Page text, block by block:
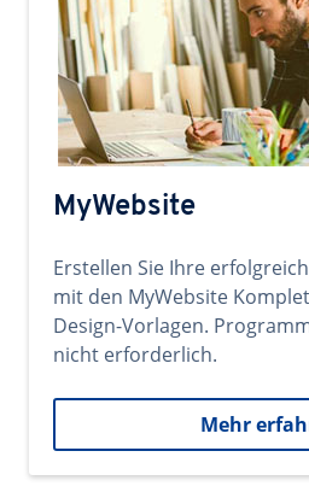
MyWebsite
Erstellen Sie Ihre
mit den MyWebsite
Design-Vorlagen.
nicht erforderlich.
Mehr